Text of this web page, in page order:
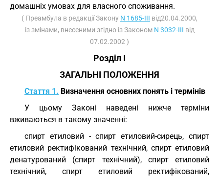
домашніх умовах для власного споживання.
( Преамбула в редакції Закону N 1685-III від20.04.2000,
із змінами, внесеними згідно із Законом N 3032-III від
07.02.2002 )
Розділ I
ЗАГАЛЬНІ ПОЛОЖЕННЯ
Стаття 1. Визначення основних понять і термінів
У цьому Законі наведені нижче терміни
вживаються в такому значенні:
спирт етиловий - спирт етиловий-сирець, спирт
етиловий ректифікований технічний, спирт етиловий
денатурований (спирт технічний), спирт етиловий
технічний, спирт етиловий ректифікований,